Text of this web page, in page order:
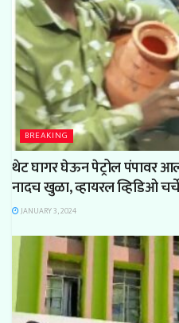
BREAKING
थेट घागर घेऊन पेट्रोल पंपावर
नादच खुळा, व्हायरल व्हिडिओ
JANUARY 3, 2024